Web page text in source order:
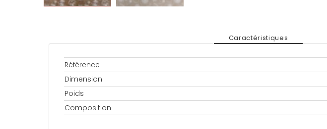
Caractéristiques
Référence
Dimension
Poids
Composition